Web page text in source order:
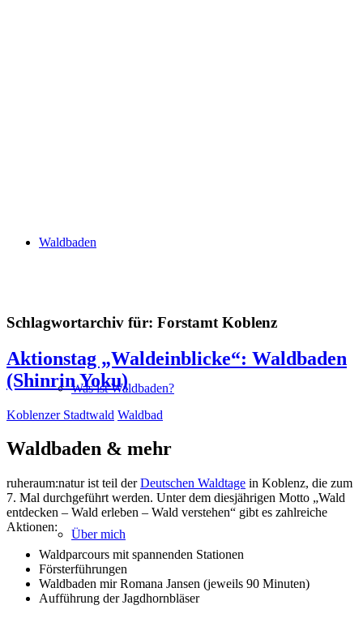
Waldbaden
Was ist Waldbaden?
Über mich
Schlagwortarchiv für: Forstamt Koblenz
Aktionstag „Waldeinblicke“: Waldbaden
(Shinrin Yoku)
Koblenzer Stadtwald Waldbad
Waldbaden & mehr
ruheraum:natur ist teil derDeutschen Waldtage in Koblenz, die zum
7. Mal durchgeführt werden. Unter dem diesjährigen Motto „Wald
entdecken – Wald erleben – Wald verstehen“ gibt es zahlreiche
Aktionen:
Waldparcours mit spannenden Stationen
Försterführungen
Waldbaden mir Romana Jansen (jeweils 90 Minuten)
Aufführung der Jagdhornbläser